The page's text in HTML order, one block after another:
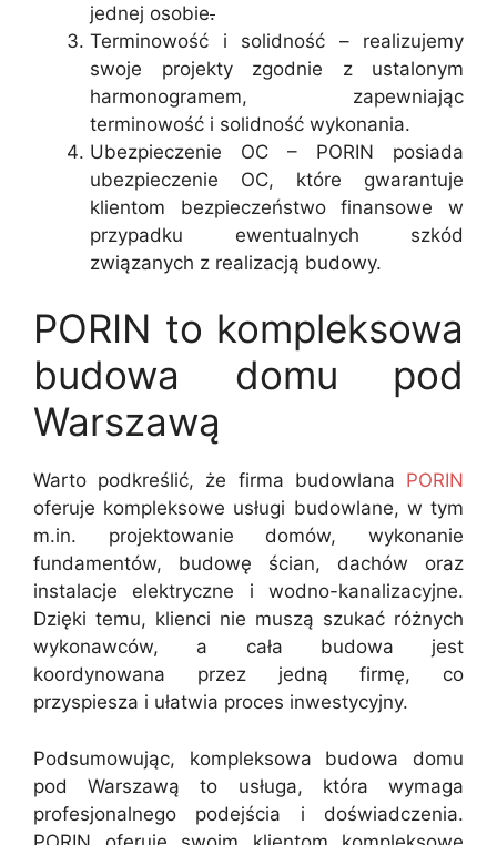
jednej osobie.
Terminowość i solidność – realizujemy
swoje projekty zgodnie z ustalonym
harmonogramem, zapewniając
terminowość i solidność wykonania.
Ubezpieczenie OC – PORIN posiada
ubezpieczenie OC, które gwarantuje
klientom bezpieczeństwo finansowe w
przypadku ewentualnych szkód
związanych z realizacją budowy.
PORIN to kompleksowa
budowa domu pod
Warszawą
Warto podkreślić, że firma budowlana PORIN
oferuje kompleksowe usługi budowlane, w tym
m.in. projektowanie domów, wykonanie
fundamentów, budowę ścian, dachów oraz
instalacje elektryczne i wodno-kanalizacyjne.
Dzięki temu, klienci nie muszą szukać różnych
wykonawców, a cała budowa jest
koordynowana przez jedną firmę, co
przyspiesza i ułatwia proces inwestycyjny.
Podsumowując, kompleksowa budowa domu
pod Warszawą to usługa, która wymaga
profesjonalnego podejścia i doświadczenia.